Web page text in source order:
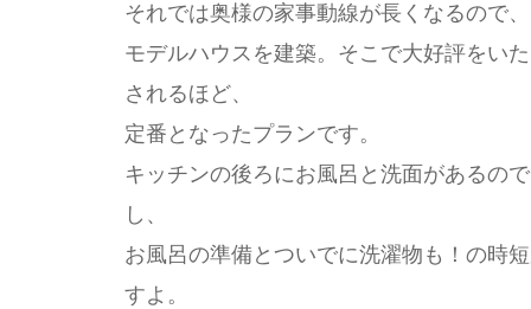
それでは奥様の家事動線が長くなるので
モデルハウスを建築。そこで大好評をい
されるほど、
定番となったプランです。
キッチンの後ろにお風呂と洗面があるの
し、
お風呂の準備とついでに洗濯物も！の時
すよ。